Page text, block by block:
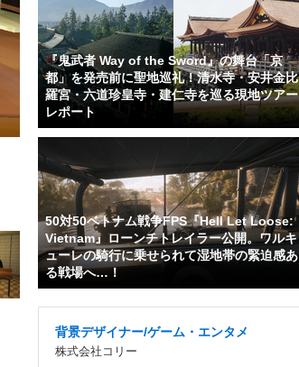
『鬼武者 Way of the Sword』の舞台「京
都」を発売前に聖地巡礼！清水寺・安井金比
羅宮・六道珍皇寺・建仁寺を巡る現地ツアー
レポート
50対50ベトナム戦争FPS『Hell Let Loose:
Vietnam』ローンチトレイラー公開。ワルキ
ューレの騎行に乗せられて湿地帯の緊迫感あ
る戦場へ…！
背景デザイナー/ゲーム・エンタメ
株式会社コリー